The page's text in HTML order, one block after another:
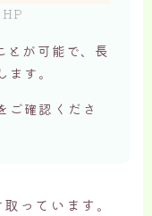
が可能で、長
す。
ご確認くださ
っています。